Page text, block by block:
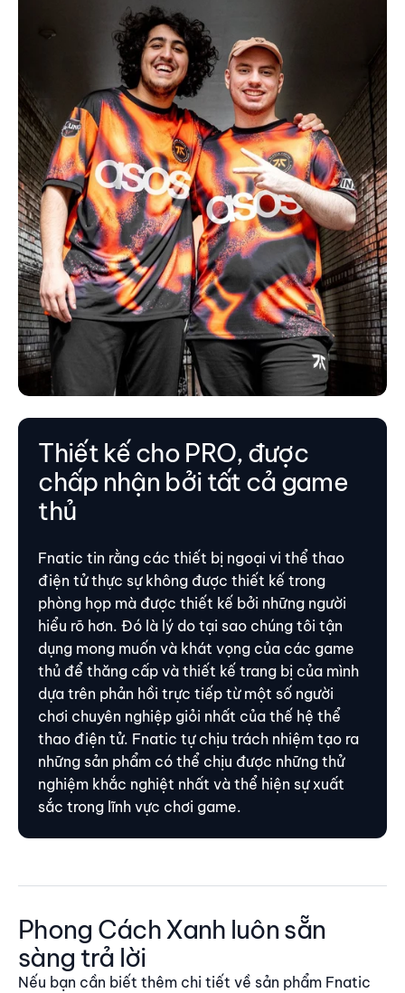
Thiết kế cho PRO, được
chấp nhận bởi tất cả game
thủ
Fnatic tin rằng các thiết bị ngoại vi thể thao
điện tử thực sự không được thiết kế trong
phòng họp mà được thiết kế bởi những người
hiểu rõ hơn. Đó là lý do tại sao chúng tôi tận
dụng mong muốn và khát vọng của các game
thủ để thăng cấp và thiết kế trang bị của mình
dựa trên phản hồi trực tiếp từ một số người
chơi chuyên nghiệp giỏi nhất của thế hệ thể
thao điện tử. Fnatic tự chịu trách nhiệm tạo ra
những sản phẩm có thể chịu được những thử
nghiệm khắc nghiệt nhất và thể hiện sự xuất
sắc trong lĩnh vực chơi game.
Phong Cách Xanh luôn sẵn
sàng trả lời
Nếu bạn cần biết thêm chi tiết về sản phẩm Fnatic